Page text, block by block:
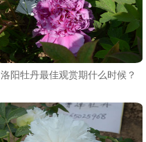
洛阳牡丹最佳观赏期什么时候？